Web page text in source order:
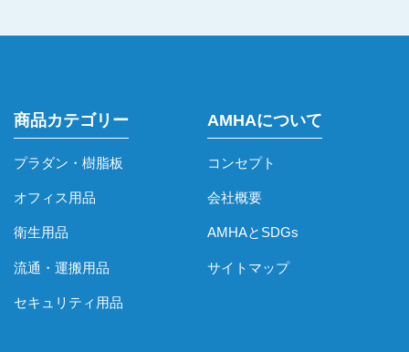
商品カテゴリー
プラダン・樹脂板
オフィス用品
衛生用品
流通・運搬用品
セキュリティ用品
AMHAについて
コンセプト
会社概要
AMHAとSDGs
サイトマップ